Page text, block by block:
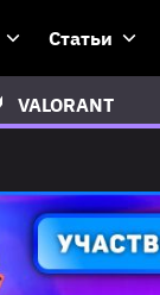
Статьи
VALORANT